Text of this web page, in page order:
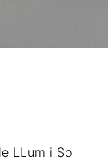
LLum i So